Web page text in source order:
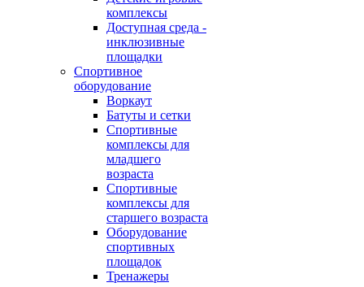
комплексы
Доступная среда -
инклюзивные
площадки
Спортивное
оборудование
Воркаут
Батуты и сетки
Спортивные
комплексы для
младшего
возраста
Спортивные
комплексы для
старшего возраста
Оборудование
спортивных
площадок
Тренажеры